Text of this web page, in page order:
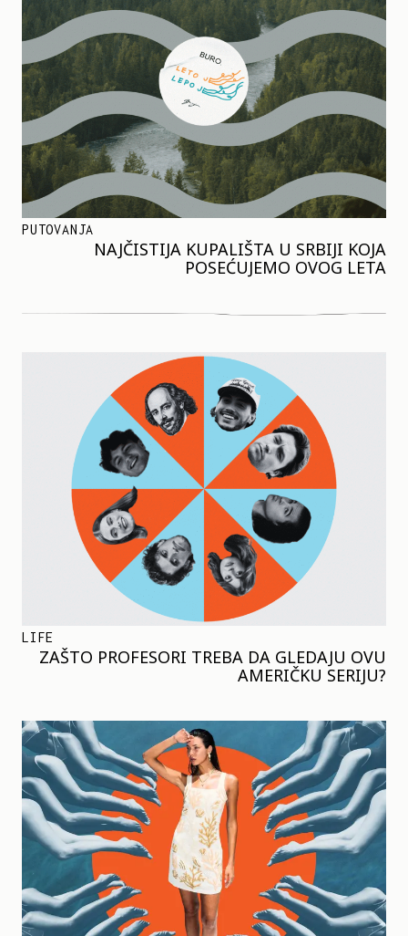
PUTOVANJA
NAJČISTIJA KUPALIŠTA U SRBIJI KOJA
POSEĆUJEMO OVOG LETA
LIFE
ZAŠTO PROFESORI TREBA DA GLEDAJU OVU
AMERIČKU SERIJU?